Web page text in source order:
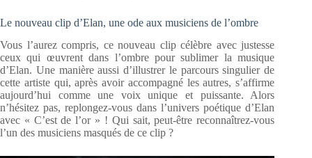
Le nouveau clip d’Elan, une ode aux musiciens de l’ombre
Vous l’aurez compris, ce nouveau clip célèbre avec justesse
ceux qui œuvrent dans l’ombre pour sublimer la musique
d’Elan. Une manière aussi d’illustrer le parcours singulier de
cette artiste qui, après avoir accompagné les autres, s’affirme
aujourd’hui comme une voix unique et puissante. Alors
n’hésitez pas, replongez-vous dans l’univers poétique d’Elan
avec « C’est de l’or » ! Qui sait, peut-être reconnaîtrez-vous
l’un des musiciens masqués de ce clip ?